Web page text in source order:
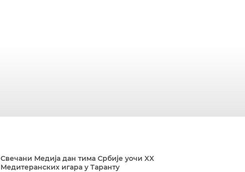
Свечани Медија дан тима Србије уочи XX
Медитеранских игара у Таранту